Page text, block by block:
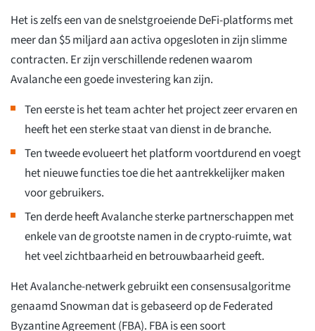
Het is zelfs een van de snelstgroeiende DeFi-platforms met
meer dan $5 miljard aan activa opgesloten in zijn slimme
contracten. Er zijn verschillende redenen waarom
Avalanche een goede investering kan zijn.
Ten eerste is het team achter het project zeer ervaren en
heeft het een sterke staat van dienst in de branche.
Ten tweede evolueert het platform voortdurend en voegt
het nieuwe functies toe die het aantrekkelijker maken
voor gebruikers.
Ten derde heeft Avalanche sterke partnerschappen met
enkele van de grootste namen in de crypto-ruimte, wat
het veel zichtbaarheid en betrouwbaarheid geeft.
Het Avalanche-netwerk gebruikt een consensusalgoritme
genaamd Snowman dat is gebaseerd op de Federated
Byzantine Agreement (FBA). FBA is een soort